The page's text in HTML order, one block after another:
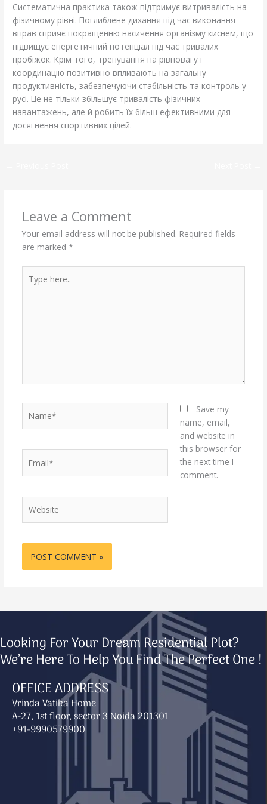
Систематична практика також підтримує витривалість на
фізичному рівні. Поглиблене дихання під час виконання
вправ сприяє покращенню насичення організму киснем, що
підвищує енергетичний потенціал під час тривалих
пробіжок. Крім того, тренування на рівновагу і
координацію позитивно впливають на загальну
продуктивність, забезпечуючи стабільність та контроль у
русі. Це не тільки збільшує тривалість фізичних
навантажень, але й робить їх більш ефективними для
досягнення спортивних цілей.
Leave a Comment
Your email address will not be published. Required fields
are marked *
here..
Save my
name, email,
and website in
this browser for
the next time I
comment.
Looking For Your Dream Residential Plot?
We’re Here To Help You Find The Perfect One !
OFFICE ADDRESS
Vrinda Vatika Home
A-27, 1st floor, sector 3 Noida 201301
+91-9990579900